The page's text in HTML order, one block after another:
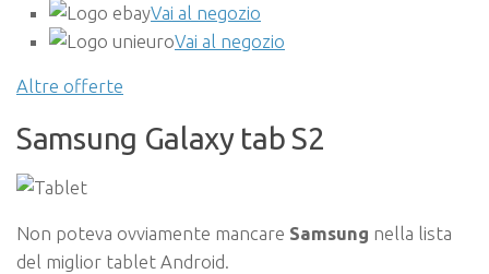
Vai al negozio
Vai al negozio
Altre offerte
Samsung Galaxy tab S2
Non poteva ovviamente mancare Samsung nella lista
del miglior tablet Android.